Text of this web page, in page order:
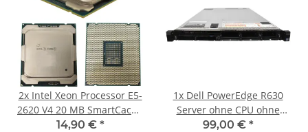
2x Intel Xeon Processor E5-
2620 V4 20 MB SmartCache
2.1 GHz 8-Core FCLGA2011-
14,90 € *
1x Dell PowerEdge R630
Server ohne CPU ohne
DDR4 RAM 2x Kühler 8x
99,00 € *